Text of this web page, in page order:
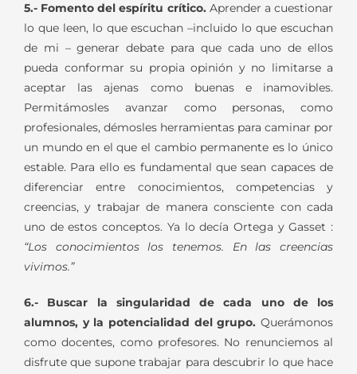
5.- Fomento del espíritu crítico.Aprender a cuestionar
lo que leen, lo que escuchan –incluido lo que escuchan
de mi – generar debate para que cada uno de ellos
pueda conformar su propia opinión y no limitarse a
aceptar las ajenas como buenas e inamovibles.
Permitámosles avanzar como personas, como
profesionales, démosles herramientas para caminar por
un mundo en el que el cambio permanente es lo único
estable. Para ello es fundamental que sean capaces de
diferenciar entre conocimientos, competencias y
creencias, y trabajar de manera consciente con cada
uno de estos conceptos. Ya lo decía Ortega y Gasset :
“Los conocimientos los tenemos. En las creencias
vivimos.”
6.- Buscar la singularidad de cada uno de los
alumnos, y la potencialidad del grupo. Querámonos
como docentes, como profesores. No renunciemos al
disfrute que supone trabajar para descubrir lo que hace